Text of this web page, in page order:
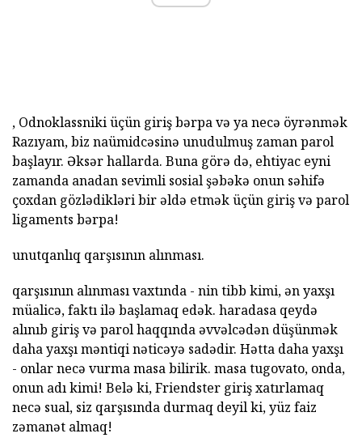
, Odnoklassniki üçün giriş bərpa və ya necə öyrənmək
Razıyam, biz naümidcəsinə unudulmuş zaman parol
başlayır. Əksər hallarda. Buna görə də, ehtiyac eyni
zamanda anadan sevimli sosial şəbəkə onun səhifə
çoxdan gözlədikləri bir əldə etmək üçün giriş və parol
ligaments bərpa!
unutqanlıq qarşısının alınması.
qarşısının alınması vaxtında - nin tibb kimi, ən yaxşı
müalicə, faktı ilə başlamaq edək. haradasa qeydə
alınıb giriş və parol haqqında əvvəlcədən düşünmək
daha yaxşı məntiqi nəticəyə sadədir. Hətta daha yaxşı
- onlar necə vurma masa bilirik. masa tugovato, onda,
onun adı kimi! Belə ki, Friendster giriş xatırlamaq
necə sual, siz qarşısında durmaq deyil ki, yüz faiz
zəmanət almaq!